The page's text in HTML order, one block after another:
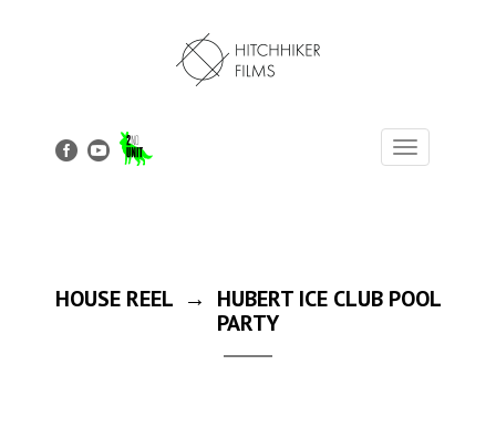
Toggle
navigation
HOUSE REEL → HUBERT ICE CLUB POOL
PARTY